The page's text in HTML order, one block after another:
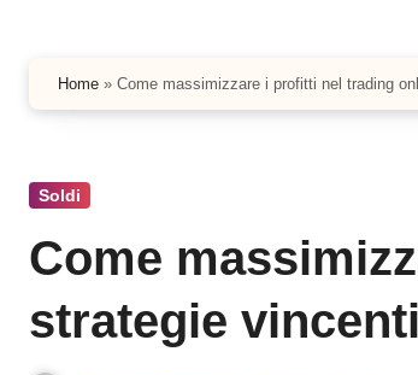
Home » Come massimizzare i profitti nel trading
Soldi
Come
strategie vincenti